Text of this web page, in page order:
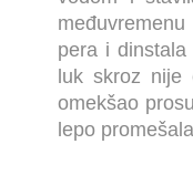
pera i
luk skroz
omekšao
lepo